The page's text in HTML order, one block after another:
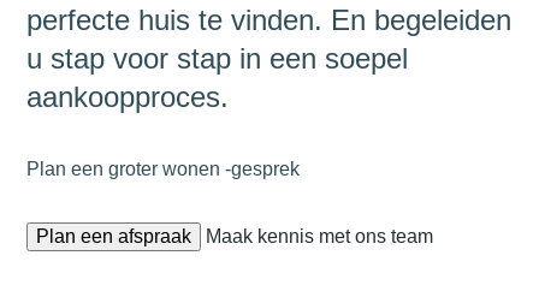
perfecte huis te vinden. En begeleiden
u stap voor stap in een soepel
aankoopproces.
Plan eengroter wonen -gesprek
Plan een afspraak Maak kennis met ons team